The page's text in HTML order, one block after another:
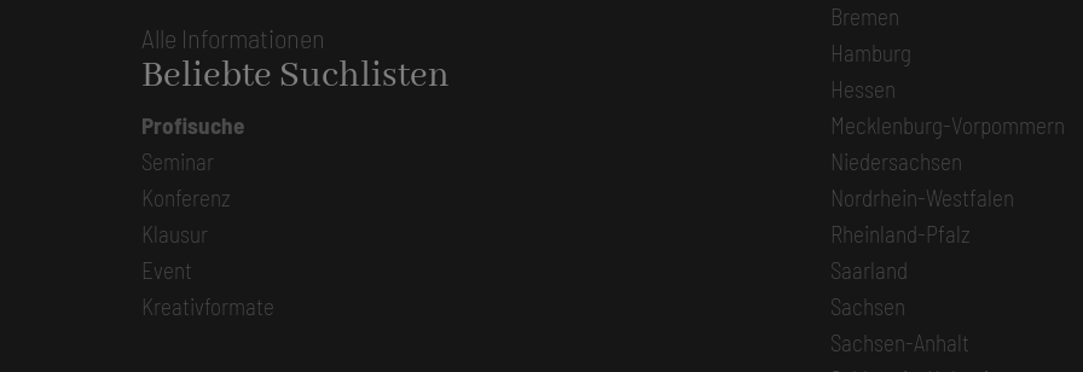
Alle Informationen
Beliebte Suchlisten
Profisuche
Seminar
Konferenz
Klausur
Event
Kreativformate
Bremen
Hamburg
Hessen
Mecklenburg-Vorpommern
Niedersachsen
Nordrhein-Westfalen
Rheinland-Pfalz
Saarland
Sachsen
Sachsen-Anhalt